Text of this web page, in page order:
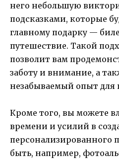
него небольшую
подсказками, которые
главному подарку —
путешествие. Такой
позволит вам
заботу и внимание, а
незабываемый опыт для
Кроме того, вы можете
времени и усилий в
персонализированного
быть, например,